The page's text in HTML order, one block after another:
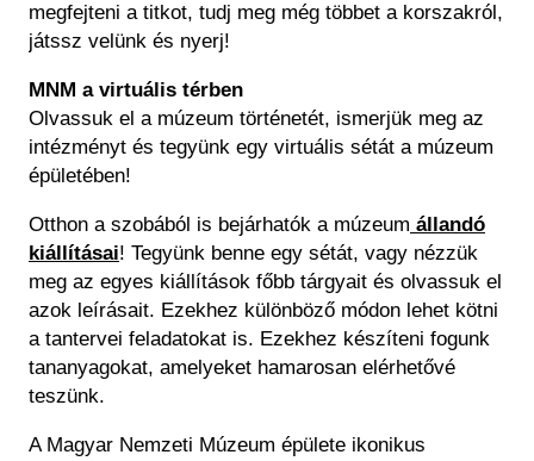
megfejteni a titkot, tudj meg még többet a korszakról,
játssz velünk és nyerj!
MNM a virtuális térben
Olvassuk el a múzeum történetét, ismerjük meg az
intézményt és tegyünk egy virtuális sétát a múzeum
épületében!
Otthon a szobából is bejárhatók a múzeum állandó
kiállításai! Tegyünk benne egy sétát, vagy nézzük
meg az egyes kiállítások főbb tárgyait és olvassuk el
azok leírásait. Ezekhez különböző módon lehet kötni
a tantervei feladatokat is. Ezekhez készíteni fogunk
tananyagokat, amelyeket hamarosan elérhetővé
teszünk.
A Magyar Nemzeti Múzeum épülete ikonikus